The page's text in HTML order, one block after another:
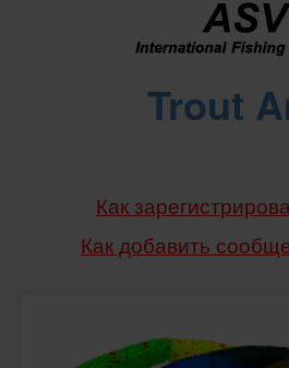
Trout
Как
Как добавить